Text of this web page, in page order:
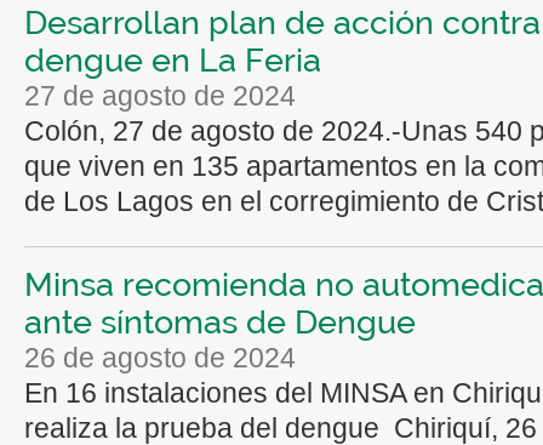
Desarrollan plan de acción
dengue en La Feria
27 de agosto de 2024
Colón, 27 de agosto de 2024.-Unas 540
que viven en 135 apartamentos en la
de Los Lagos en el corregimiento de
Minsa recomienda no
ante síntomas de Dengue
26 de agosto de 2024
En 16 instalaciones del MINSA en
realiza la prueba del dengue Chiriquí, 26